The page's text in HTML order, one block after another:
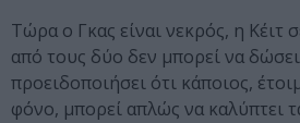
Τώρα ο Γκας είναι νεκρός, η Κέιτ
από τους δύο δεν μπορεί να δώσει
προειδοποιήσει ότι κάποιος,
φόνο, μπορεί απλώς να καλύπτει